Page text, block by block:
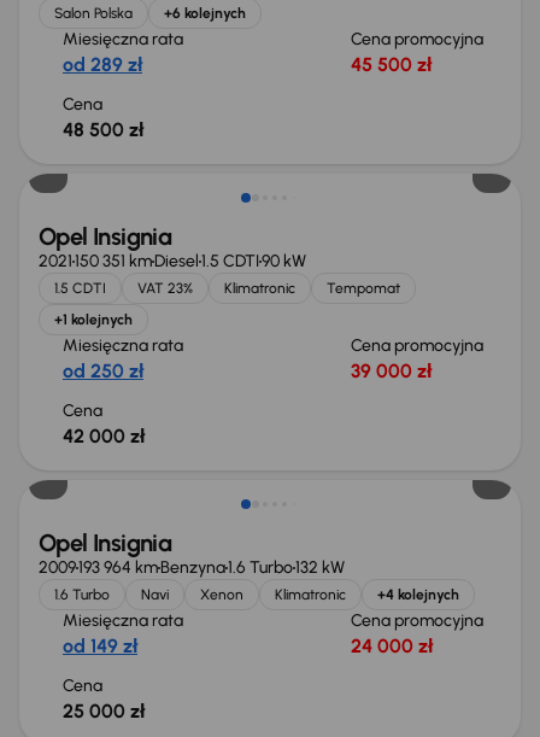
Salon Polska +6 kolejnych
Miesięczna rata
od 289 zł
Cena promocyjna
45 500 zł
Cena
48 500 zł
Możliwość odliczenia VAT
Opel Insignia
2021150 351 kmDiesel1.5 CDTI90 kW
1.5 CDTI VAT 23% Klimatronic
Tempomat
+1 kolejnych
Miesięczna rata
od 250 zł
Cena promocyjna
39 000 zł
Cena
42 000 zł
Opel Insignia
2009193 964 kmBenzyna1.6 Turbo132 kW
1.6 Turbo Navi Xenon Klimatronic +4 kolejnych
Miesięczna rata
od 149 zł
Cena promocyjna
24 000 zł
Cena
25 000 zł
Możliwość odliczenia VAT